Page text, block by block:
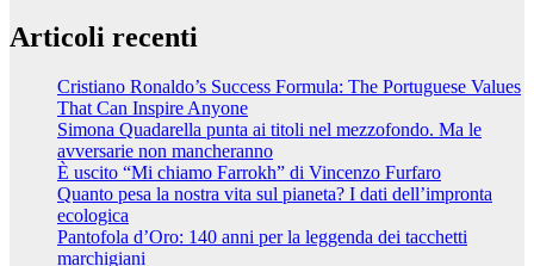
Articoli recenti
Cristiano Ronaldo’s Success Formula: The Portuguese Values
That Can Inspire Anyone
Simona Quadarella punta ai titoli nel mezzofondo. Ma le
avversarie non mancheranno
È uscito “Mi chiamo Farrokh” di Vincenzo Furfaro
Quanto pesa la nostra vita sul pianeta? I dati dell’impronta
ecologica
Pantofola d’Oro: 140 anni per la leggenda dei tacchetti
marchigiani